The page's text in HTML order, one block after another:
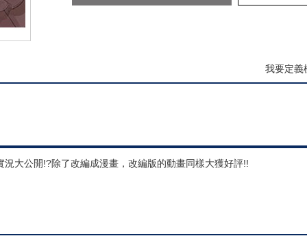
我要定義
大公開!?除了改編成漫畫，改編版的動畫同樣大獲好評!!